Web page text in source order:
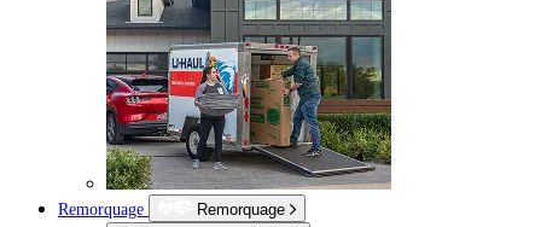
Remorquage
Remorquage